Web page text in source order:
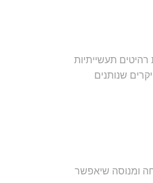
תעשייתיות
שנותנים
ומנוסה שיאפשר